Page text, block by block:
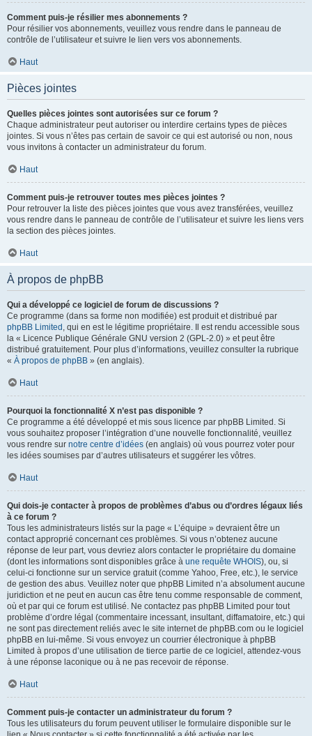
Comment puis-je résilier mes abonnements ?
Pour résilier vos abonnements, veuillez vous rendre dans le panneau de
contrôle de l’utilisateur et suivre le lien vers vos abonnements.
Haut
Pièces jointes
Quelles pièces jointes sont autorisées sur ce forum ?
Chaque administrateur peut autoriser ou interdire certains types de pièces
jointes. Si vous n’êtes pas certain de savoir ce qui est autorisé ou non, nous
vous invitons à contacter un administrateur du forum.
Haut
Comment puis-je retrouver toutes mes pièces jointes ?
Pour retrouver la liste des pièces jointes que vous avez transférées, veuillez
vous rendre dans le panneau de contrôle de l’utilisateur et suivre les liens vers
la section des pièces jointes.
Haut
À propos de phpBB
Qui a développé ce logiciel de forum de discussions ?
Ce programme (dans sa forme non modifiée) est produit et distribué par
phpBB Limited , qui en est le légitime propriétaire. Il est rendu accessible sous
la « Licence Publique Générale GNU version 2 (GPL-2.0) » et peut être
distribué gratuitement. Pour plus d’informations, veuillez consulter la rubrique
« À propos de phpBB » (en anglais).
Haut
Pourquoi la fonctionnalité X n’est pas disponible ?
Ce programme a été développé et mis sous licence par phpBB Limited. Si
vous souhaitez proposer l’intégration d’une nouvelle fonctionnalité, veuillez
vous rendre sur notre centre d’idées (en anglais) où vous pourrez voter pour
les idées soumises par d’autres utilisateurs et suggérer les vôtres.
Haut
Qui dois-je contacter à propos de problèmes d’abus ou d’ordres légaux liés
à ce forum ?
Tous les administrateurs listés sur la page « L’équipe » devraient être un
contact approprié concernant ces problèmes. Si vous n’obtenez aucune
réponse de leur part, vous devriez alors contacter le propriétaire du domaine
(dont les informations sont disponibles grâce à une requête WHOIS), ou, si
celui-ci fonctionne sur un service gratuit (comme Yahoo, Free, etc.), le service
de gestion des abus. Veuillez noter que phpBB Limited n’a absolument aucune
juridiction et ne peut en aucun cas être tenu comme responsable de comment,
où et par qui ce forum est utilisé. Ne contactez pas phpBB Limited pour tout
problème d’ordre légal (commentaire incessant, insultant, diffamatoire, etc.) qui
ne sont pas directement reliés avec le site internet de phpBB.com ou le logiciel
phpBB en lui-même. Si vous envoyez un courrier électronique à phpBB
Limited à propos d’une utilisation de tierce partie de ce logiciel, attendez-vous
à une réponse laconique ou à ne pas recevoir de réponse.
Haut
Comment puis-je contacter un administrateur du forum ?
Tous les utilisateurs du forum peuvent utiliser le formulaire disponible sur le